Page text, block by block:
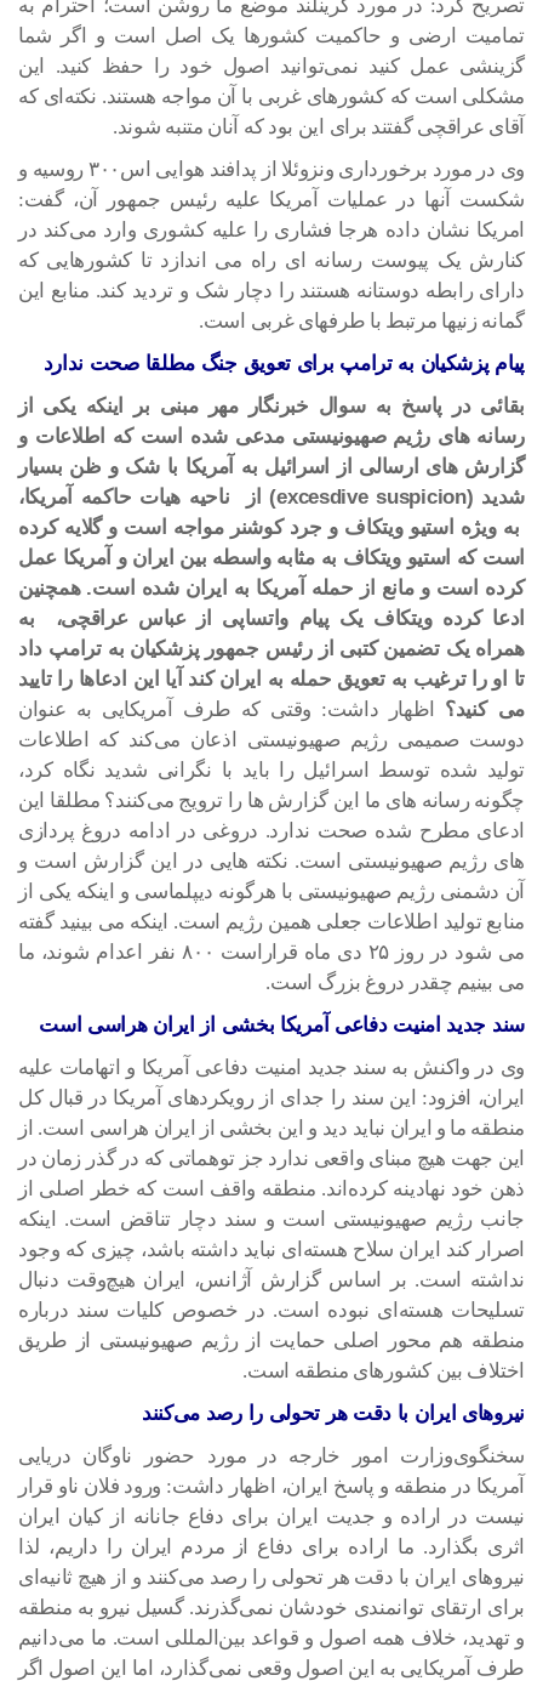
تصریح کرد: در مورد گرینلند موضع ما روشن است؛ احترام به
تمامیت ارضی و حاکمیت کشورها یک اصل است و اگر شما
گزینشی عمل کنید نمی‌توانید اصول خود را حفظ کنید. این
مشکلی است که کشورهای غربی با آن مواجه هستند. نکته‌ای که
آقای عراقچی گفتند برای این بود که آنان متنبه شوند.
وی در مورد برخورداری ونزوئلا از پدافند هوایی اس۳۰۰ روسیه و
شکست آنها در عملیات آمریکا علیه رئیس جمهور آن، گفت:
امریکا نشان داده هرجا فشاری را علیه کشوری وارد می‌کند در
کنارش یک پیوست رسانه ای راه می اندازد تا کشورهایی که
دارای رابطه دوستانه هستند را دچار شک و تردید کند. منابع این
گمانه زنیها مرتبط با طرفهای غربی است.
پیام پزشکیان به ترامپ برای تعویق جنگ مطلقا صحت ندارد
بقائی در پاسخ به سوال خبرنگار مهر مبنی بر اینکه یکی از
رسانه های رژیم صهیونیستی مدعی شده است که اطلاعات و
گزارش های ارسالی از اسرائیل به آمریکا با شک و ظن بسیار
شدید (excesdive suspicion) از ناحیه هیات حاکمه آمریکا،
به ویژه استیو ویتکاف و جرد کوشنر مواجه است و گلایه کرده
است که استیو ویتکاف به مثابه واسطه بین ایران و آمریکا عمل
کرده است و مانع از حمله آمریکا به ایران شده است. همچنین
ادعا کرده ویتکاف یک پیام واتساپی از عباس عراقچی، به
همراه یک تضمین کتبی از رئیس جمهور پزشکیان به ترامپ داد
تا او را ترغیب به تعویق حمله به ایران کند آیا این ادعاها را تایید
می کنید؟ اظهار داشت: وقتی که طرف آمریکایی به عنوان
دوست صمیمی رژیم صهیونیستی اذعان می‌کند که اطلاعات
تولید شده توسط اسرائیل را باید با نگرانی شدید نگاه کرد،
چگونه رسانه های ما این گزارش ها را ترویج می‌کنند؟ مطلقا این
ادعای مطرح شده صحت ندارد. دروغی در ادامه دروغ پردازی
های رژیم صهیونیستی است. نکته هایی در این گزارش است و
آن دشمنی رژیم صهیونیستی با هرگونه دیپلماسی و اینکه یکی از
منابع تولید اطلاعات جعلی همین رژیم است. اینکه می بینید گفته
می شود در روز ۲۵ دی ماه قراراست ۸۰۰ نفر اعدام شوند، ما
می بینیم چقدر دروغ بزرگ است.
سند جدید امنیت دفاعی آمریکا بخشی از ایران هراسی است
وی در واکنش به سند جدید امنیت دفاعی آمریکا و اتهامات علیه
ایران، افزود: این سند را جدای از رویکردهای آمریکا در قبال کل
منطقه ما و ایران نباید دید و این بخشی از ایران هراسی است. از
این جهت هیچ مبنای واقعی ندارد جز توهماتی که در گذر زمان در
ذهن خود نهادینه کرده‌اند. منطقه واقف است که خطر اصلی از
جانب رژیم صهیونیستی است و سند دچار تناقض است. اینکه
اصرار کند ایران سلاح هسته‌ای نباید داشته باشد، چیزی که وجود
نداشته است. بر اساس گزارش آژانس، ایران هیچ‌وقت دنبال
تسلیحات هسته‌ای نبوده است. در خصوص کلیات سند درباره
منطقه هم محور اصلی حمایت از رژیم صهیونیستی از طریق
اختلاف بین کشورهای منطقه است.
نیروهای ایران با دقت هر تحولی را رصد می‌کنند
سخنگوی‌وزارت امور خارجه در مورد حضور ناوگان دریایی
آمریکا در منطقه و پاسخ ایران، اظهار داشت: ورود فلان ناو قرار
نیست در اراده و جدیت ایران برای دفاع جانانه از کیان ایران
اثری بگذارد. ما اراده برای دفاع از مردم ایران را داریم، لذا
نیروهای ایران با دقت هر تحولی را رصد می‌کنند و از هیچ ثانیه‌ای
برای ارتقای توانمندی خودشان نمی‌گذرند. گسیل نیرو به منطقه
و تهدید، خلاف همه اصول و قواعد بین‌المللی است. ما می‌دانیم
طرف‌ آمریکایی به این اصول وقعی نمی‌گذارد، اما این اصول اگر